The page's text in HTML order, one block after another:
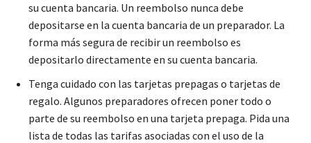
su cuenta bancaria. Un reembolso nunca debe
depositarse en la cuenta bancaria de un preparador. La
forma más segura de recibir un reembolso es
depositarlo directamente en su cuenta bancaria.
Tenga cuidado con las tarjetas prepagas o tarjetas de
regalo. Algunos preparadores ofrecen poner todo o
parte de su reembolso en una tarjeta prepaga. Pida una
lista de todas las tarifas asociadas con el uso de la